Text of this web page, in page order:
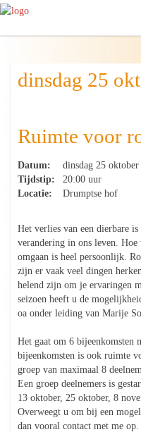
dinsdag 25
Ruimte voor
Datum:
dinsdag 25 oktober
Tijdstip:
20:00 uur
Locatie:
Drumptse hof
Het verlies van een dierbare
verandering in ons leven.
omgaan is heel persoonlijk.
zijn er vaak veel dingen
helend zijn om je ervaringen
seizoen heeft u de
oa onder leiding van Marije
Het gaat om 6 bijeenkomsten
bijeenkomsten is ook ruimte
groep van maximaal 8
Een groep deelnemers is
13 oktober, 25 oktober, 8
Overweegt u om bij een
dan vooral contact met me